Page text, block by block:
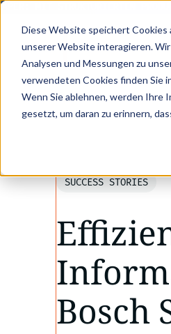
Diese Website speichert Cookies
unserer Website interagieren.
Analysen und Messungen zu
verwendeten Cookies finden Sie
Wenn Sie ablehnen, werden Ihre
gesetzt, um daran zu erinnern,
MIT STRUKTURIERTEN
•Success Stories
SUCCESS STORIES
Bosch